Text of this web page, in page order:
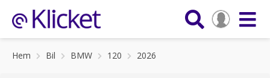
Hem Bil BMW 120 2026